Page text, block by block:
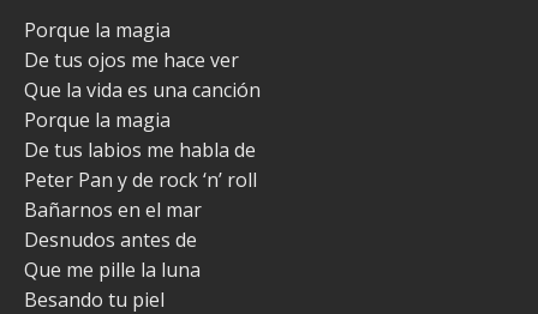
Porque la magia
De tus ojos me hace ver
Que la vida es una canción
Porque la magia
De tus labios me habla de
Peter Pan y de rock ‘n’ roll
Bañarnos en el mar
Desnudos antes de
Que me pille la luna
Besando tu piel